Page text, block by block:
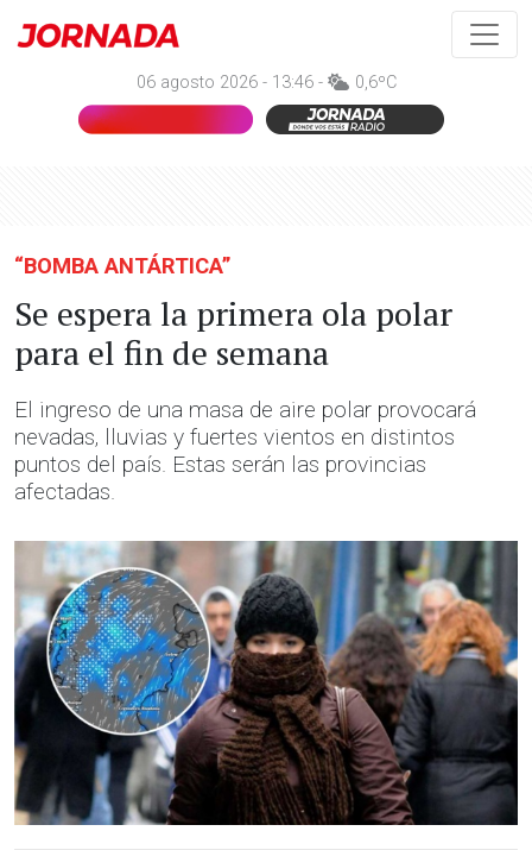
06 agosto 2026 - 13:46 - 0,6ºC
“BOMBA ANTÁRTICA”
Se espera la primera ola polar
para el fin de semana
El ingreso de una masa de aire polar provocará
nevadas, lluvias y fuertes vientos en distintos
puntos del país. Estas serán las provincias
afectadas.